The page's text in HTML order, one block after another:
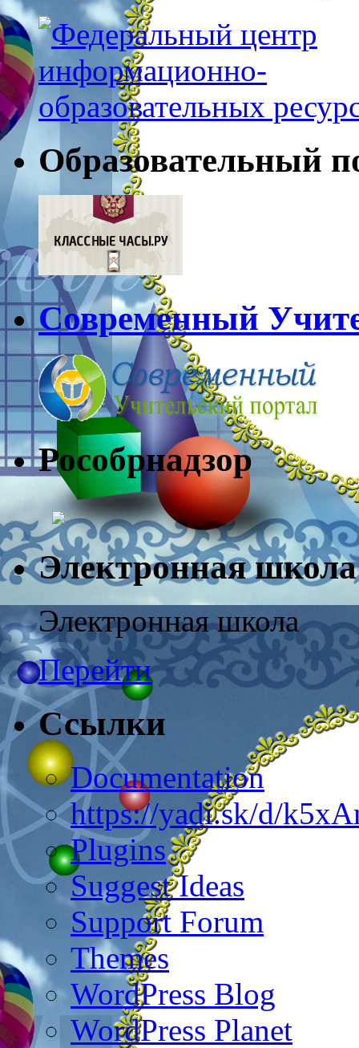
Образовательный
Современный
Электронная школа
Электронная школа
Перейти
Ссылки
Documentation
https://yadi.sk/d/
Plugins
Suggest Ideas
Support Forum
Themes
WordPress Blog
WordPress Planet